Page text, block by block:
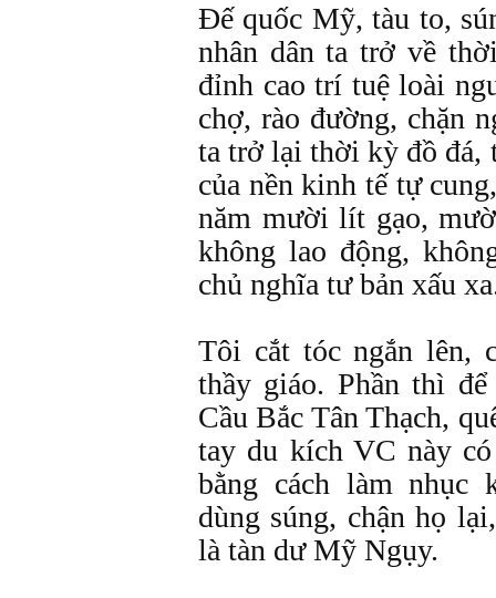
Đế quốc Mỹ, tàu to,
nhân dân ta trở về
đỉnh cao trí tuệ loài
chợ, rào đường, chặn
ta trở lại thời kỳ đồ
của nền kinh tế tự
năm mười lít gạo,
không lao động,
chủ nghĩa tư bản xấu
Tôi cắt tóc ngắn lên,
thầy giáo. Phần thì
Cầu Bắc Tân Thạch,
tay du kích VC này
bằng cách làm nhục
dùng súng, chận họ
là tàn dư Mỹ Ngụy.